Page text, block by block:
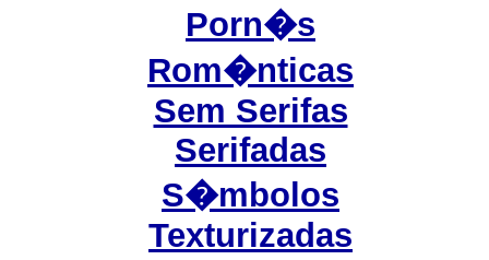
Porn�s
Rom�nticas
Sem Serifas
Serifadas
S�mbolos
Texturizadas